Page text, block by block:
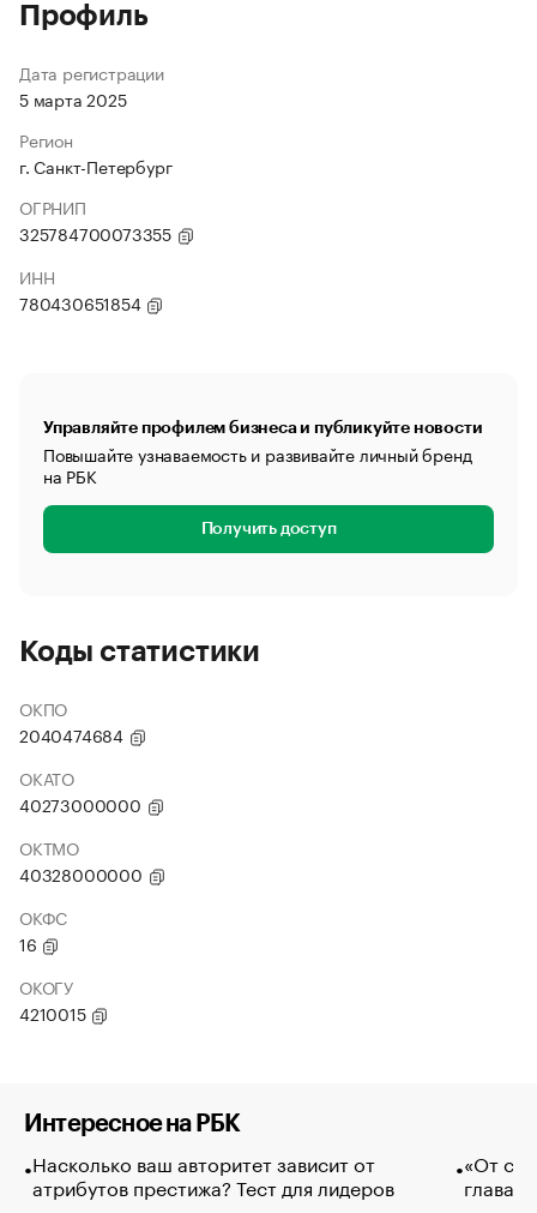
Профиль
Дата регистрации
5 марта 2025
Регион
г. Санкт-Петербург
ОГРНИП
325784700073355
ИНН
780430651854
Управляйте профилем бизнеса и публикуйте новости
Повышайте узнаваемость и развивайте личный бренд
на РБК
Получить доступ
Коды статистики
ОКПО
2040474684
ОКАТО
40273000000
ОКТМО
40328000000
ОКФС
16
ОКОГУ
4210015
Интересное на РБК
Насколько ваш авторитет зависит от
атрибутов престижа? Тест для лидеров
«От
глава